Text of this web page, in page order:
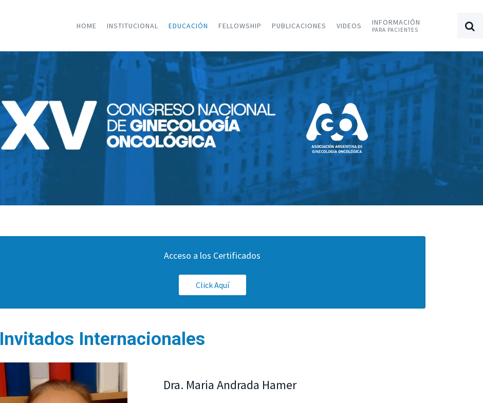
HOME INSTITUCIONAL EDUCACIÓN FELLOWSHIP PUBLICACIONES VIDEOS INFORMACIÓN
PARA PACIENTES
Acceso a los Certificados
Click Aquí
Invitados Internacionales
Dra. Maria Andrada Hamer